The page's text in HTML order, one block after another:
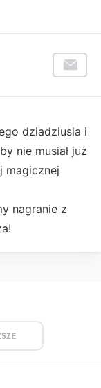
dziadziusia i
nie musiał już
magicznej
nagranie z